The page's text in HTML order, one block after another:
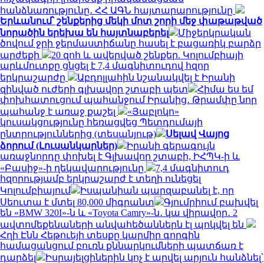
հանձնառությունը․ ՀՀ ԱԳՆ հայտարարությունը
Երևանում՝ շենքերից մեկի մոտ շորի մեջ փաթաթված
նորածին երեխա են հայտնաբերել
Միջերկրական
ծովում ջրի ջերմաստիճանը հասել է բացառիկ բարձր
արժեքի
20 զոհ և ավերված շենքեր. Կոլումբիայի
արևմուտքը ցնցել է 7,4 մագնիտուդով հզոր
երկրաշարժը
Աբդոլլահին նշանակվել է Իրանի
զինված ուժերի գլխավոր շտաբի պետ
Հիմա ես եմ
փոխհատուցում պահանջում Իրանից․ Թրամփը նոր
պահանջ է առաջ քաշել
«Յաբլոկո»
կուսակցությունը հեռացվեց Պետդումայի
ընտրություններից (տեսանյութ)
Սելավ Վայոց
ձորում (Լուսանկարներ)
Իրանի գերագույն
առաջնորդը փոխել է Գլխավոր շտաբի, ԻՀՊԿ-ի և
«Բասիջ»-ի ղեկավարությունը
7,4 մագնիտուդ
հզորությամբ երկրաշարժ է տեղի ունեցել
Կոլումբիայում
Իսպանիան պարզաբանել է, որ
Սեուտա է մտել 80,000 միգրանտ
Գյումրիում բախվել
են «BMW 320I»-ն և «Toyota Camry»-ն․ կա վիրավոր․ 2
ավտոմեքենաների անվահեծաններն էլ պոկվել են
Հղի Էնն Հեթուեյի տեսքը կարմիր գորգին
համացանցում բուռն քննարկումների պատճառ է
դարձել
Իսրայելցիներին կոչ է արվել արյուն հանձնել՝